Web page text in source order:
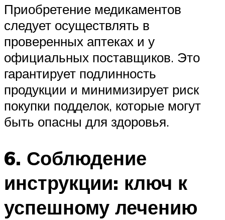
Приобретение медикаментов
следует осуществлять в
проверенных аптеках и у
официальных поставщиков. Это
гарантирует подлинность
продукции и минимизирует риск
покупки подделок, которые могут
быть опасны для здоровья.
6. Соблюдение
инструкции: ключ к
успешному лечению